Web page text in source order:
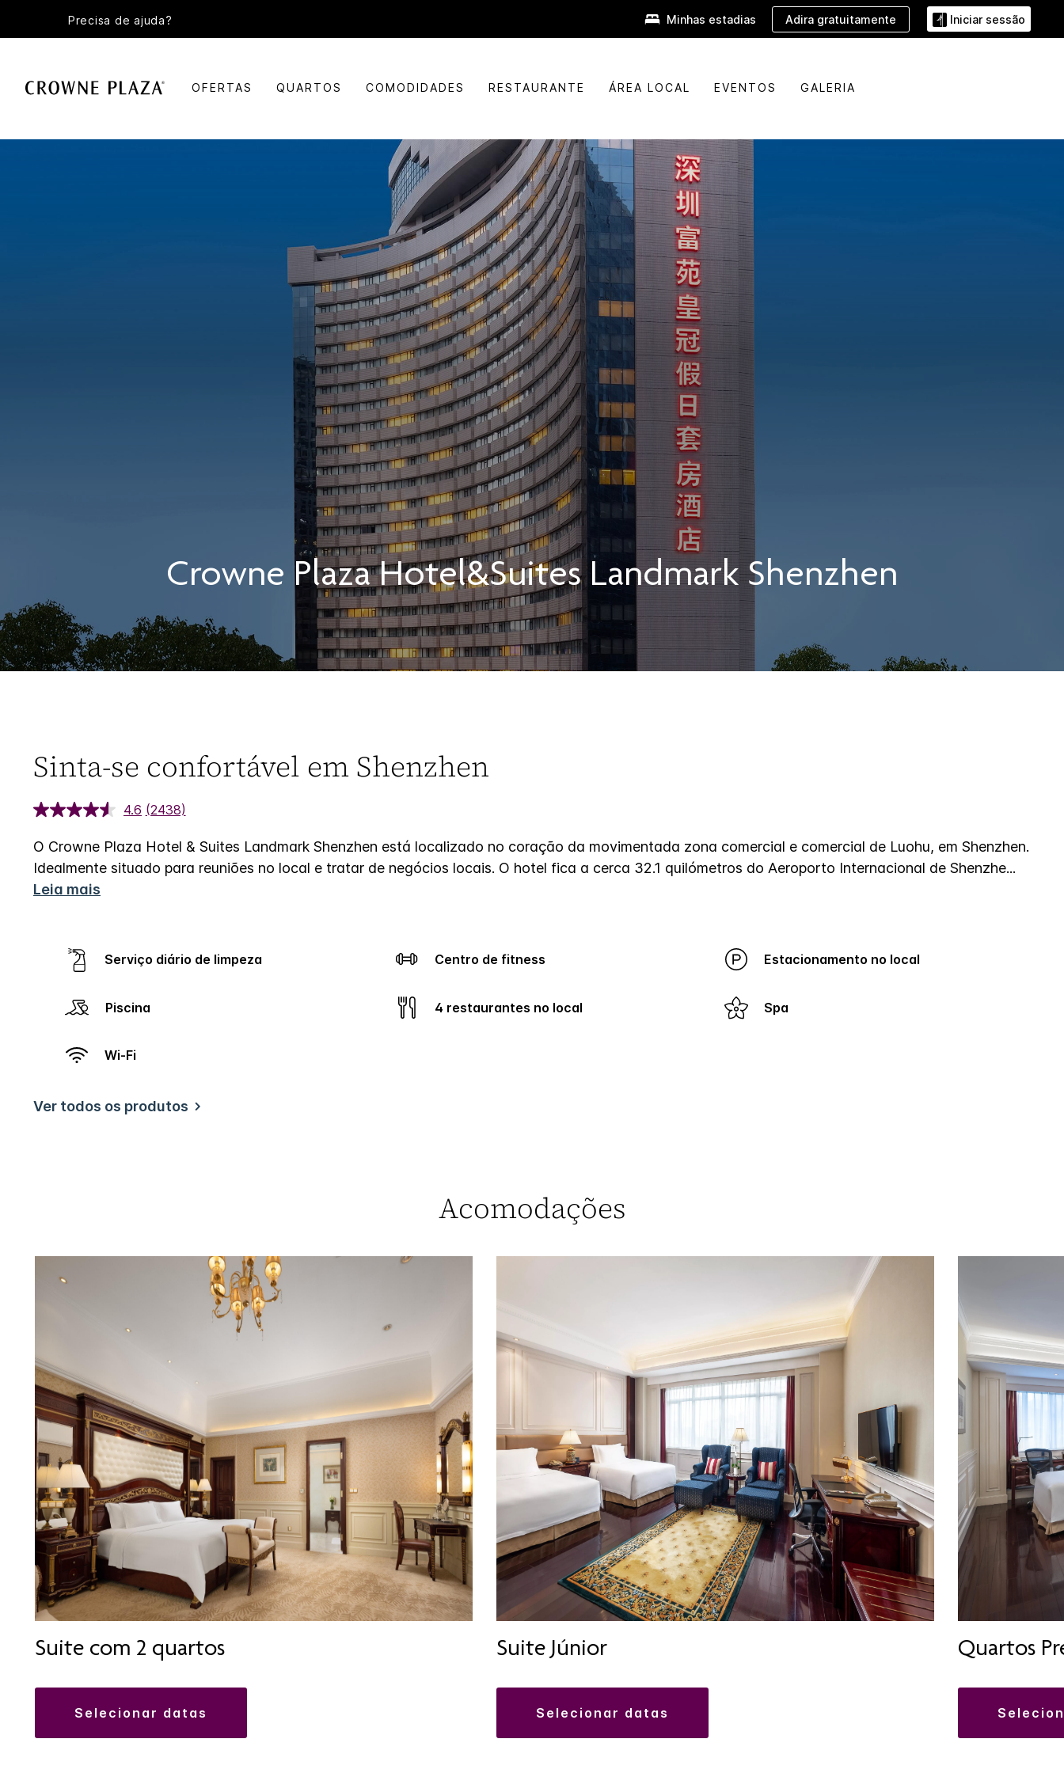
Precisa de ajuda? Minhas estadias Adira gratuitamente Iniciar sessão
OFERTAS QUARTOS COMODIDADES RESTAURANTE ÁREA LOCAL EVENTOS GALERIA
Crowne Plaza Hotel&Suites Landmark Shenzhen
Sinta-se confortável em Shenzhen
4.6 (2438)
O Crowne Plaza Hotel & Suites Landmark Shenzhen está localizado no coração da movimentada zona comercial e comercial de Luohu, em Shenzhen.
Idealmente situado para reuniões no local e tratar de negócios locais. O hotel fica a cerca 32.1 quilómetros do Aeroporto Internacional de Shenzhe...
Leia mais
Serviço diário de limpeza Centro de fitness Estacionamento no local
Piscina 4 restaurantes no local Spa
Wi-Fi
Ver todos os produtos
Acomodações
Suite com 2 quartos
selecionar datas
Suite Júnior
selecionar datas
Quartos